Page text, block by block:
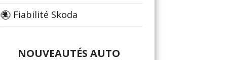
Fiabilité Skoda
NOUVEAUTÉS AUTO